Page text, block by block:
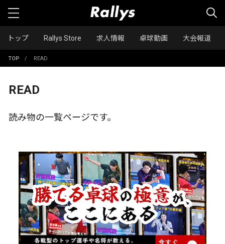
トップ Rallys Store 求人情報 卓球動画 大会報道
TOP / READ
READ
読み物の一覧ページです。